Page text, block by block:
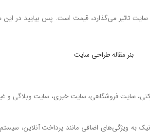
تاثیر می‌گذارد، قیمت است. پس بیایید در این
سایت فروشگاهی، سایت خبری، سایت وبلاگی و
به ویژگی‌های اضافی مانند پرداخت آنلاین،